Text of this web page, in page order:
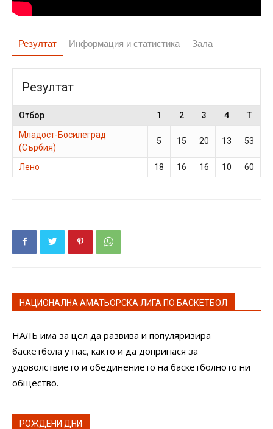
Резултат Информация и статистика Зала
Резултат
Отбор 1 2 3 4
T
Младост-Босилеград
(Сърбия)
5 15 20 13 53
Лено 18 16 16 10 60
НАЦИОНАЛНА АМАТЬОРСКА ЛИГА ПО БАСКЕТБОЛ
НАЛБ има за цел да развива и популяризира
баскетбола у нас, както и да допринася за
удоволствието и обединението на баскетболното ни
общество.
РОЖДЕНИ ДНИ